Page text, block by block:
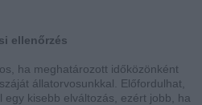
ellenőrzés
ha meghatározott időközönként
állatorvosunkkal. Előfordulhat,
egy kisebb elváltozás, ezért jobb, ha